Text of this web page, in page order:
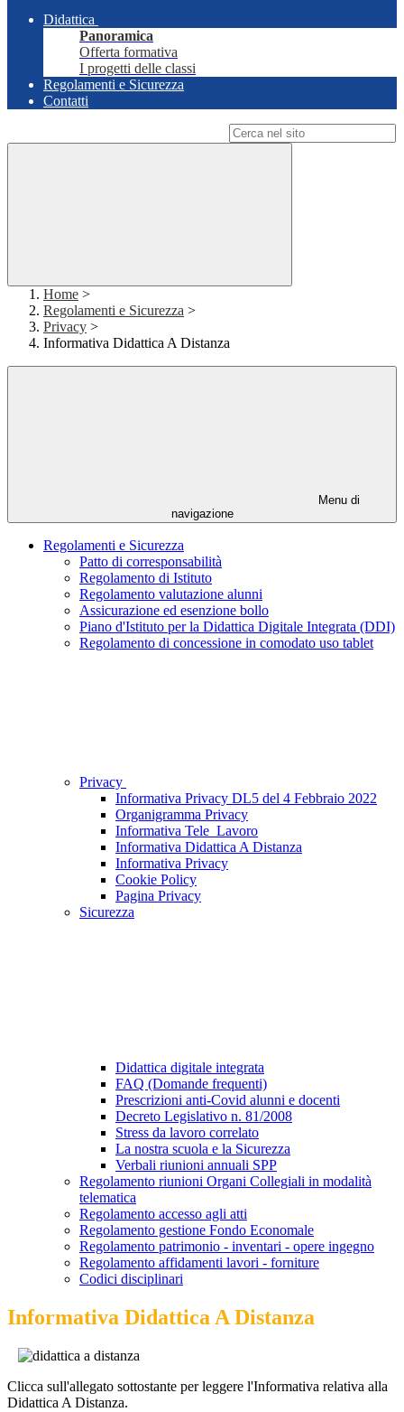
Didattica
Panoramica
Offerta formativa
I progetti delle classi
Regolamenti e Sicurezza
Contatti
Home >
Regolamenti e Sicurezza >
Privacy >
Informativa Didattica A Distanza
Menu di
navigazione
Regolamenti e Sicurezza
Patto di corresponsabilità
Regolamento di Istituto
Regolamento valutazione alunni
Assicurazione ed esenzione bollo
Piano d'Istituto per la Didattica Digitale Integrata (DDI)
Regolamento di concessione in comodato uso tablet
Privacy
Informativa Privacy DL5 del 4 Febbraio 2022
Organigramma Privacy
Informativa Tele_Lavoro
Informativa Didattica A Distanza
Informativa Privacy
Cookie Policy
Pagina Privacy
Sicurezza
Didattica digitale integrata
FAQ (Domande frequenti)
Prescrizioni anti-Covid alunni e docenti
Decreto Legislativo n. 81/2008
Stress da lavoro correlato
La nostra scuola e la Sicurezza
Verbali riunioni annuali SPP
Regolamento riunioni Organi Collegiali in modalità
telematica
Regolamento accesso agli atti
Regolamento gestione Fondo Economale
Regolamento patrimonio - inventari - opere ingegno
Regolamento affidamenti lavori - forniture
Codici disciplinari
Informativa Didattica A Distanza
Clicca sull'allegato sottostante per leggere l'Informativa relativa alla
Didattica A Distanza.